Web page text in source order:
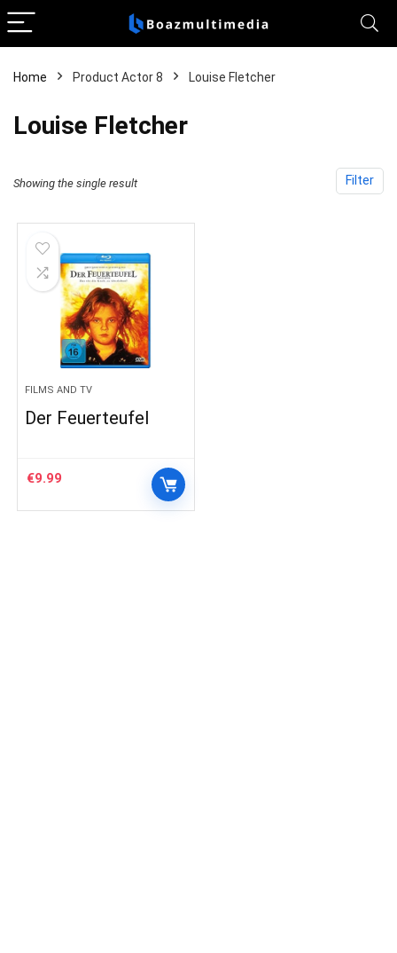
Home Product Actor 8 Louise Fletcher
Louise Fletcher
Filter
Showing the single result
FILMS AND TV
Der Feuerteufel
€9.99